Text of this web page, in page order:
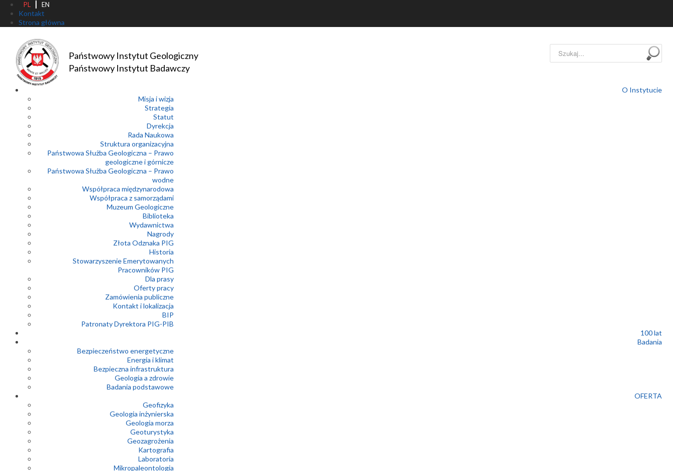
PL EN
Kontakt
Strona główna
Państwowy Instytut Geologiczny
Państwowy Instytut Badawczy
Szukaj...
O Instytucie
Misja i wizja
Strategia
Statut
Dyrekcja
Rada Naukowa
Struktura organizacyjna
Państwowa Służba Geologiczna – Prawo
geologiczne i górnicze
Państwowa Służba Geologiczna – Prawo
wodne
Współpraca międzynarodowa
Współpraca z samorządami
Muzeum Geologiczne
Biblioteka
Wydawnictwa
Nagrody
Złota Odznaka PIG
Historia
Stowarzyszenie Emerytowanych
Pracowników PIG
Dla prasy
Oferty pracy
Zamówienia publiczne
Kontakt i lokalizacja
BIP
Patronaty Dyrektora PIG-PIB
100 lat
Badania
Bezpieczeństwo energetyczne
Energia i klimat
Bezpieczna infrastruktura
Geologia a zdrowie
Badania podstawowe
OFERTA
Geofizyka
Geologia inżynierska
Geologia morza
Geoturystyka
Geozagrożenia
Kartografia
Laboratoria
Mikropaleontologia